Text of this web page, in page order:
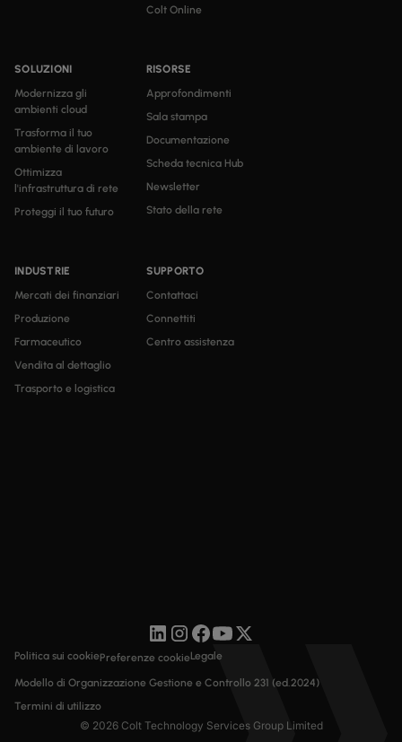
SOLUZIONI
Modernizza gli
ambienti cloud
Trasforma il tuo
ambiente di lavoro
Ottimizza
l'infrastruttura di rete
Proteggi il tuo futuro
INDUSTRIE
Mercati dei finanziari
Produzione
Farmaceutico
Vendita al dettaglio
Trasporto e logistica
RISORSE
Approfondimenti
Sala stampa
Documentazione
Scheda tecnica Hub
Newsletter
Stato della rete
Colt Online
SUPPORTO
Contattaci
Connettiti
Centro assistenza
© 2026 Colt Technology Services Group Limited
Politica sui cookiePreferenze cookieLegale
Modello di Organizzazione Gestione e Controllo 231 (ed.2024)
Termini di utilizzo